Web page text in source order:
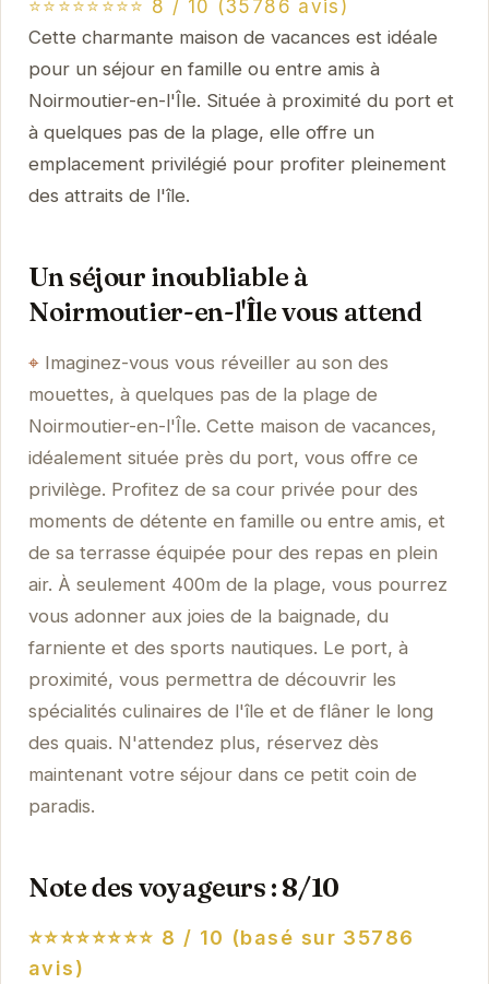
⭐⭐⭐⭐⭐⭐⭐⭐ 8 / 10 (35786 avis)
Cette charmante maison de vacances est idéale
pour un séjour en famille ou entre amis à
Noirmoutier-en-l'Île. Située à proximité du port et
à quelques pas de la plage, elle offre un
emplacement privilégié pour profiter pleinement
des attraits de l'île.
Un séjour inoubliable à
Noirmoutier-en-l'Île vous attend
Imaginez-vous vous réveiller au son des
mouettes, à quelques pas de la plage de
Noirmoutier-en-l'Île. Cette maison de vacances,
idéalement située près du port, vous offre ce
privilège. Profitez de sa cour privée pour des
moments de détente en famille ou entre amis, et
de sa terrasse équipée pour des repas en plein
air. À seulement 400m de la plage, vous pourrez
vous adonner aux joies de la baignade, du
farniente et des sports nautiques. Le port, à
proximité, vous permettra de découvrir les
spécialités culinaires de l'île et de flâner le long
des quais. N'attendez plus, réservez dès
maintenant votre séjour dans ce petit coin de
paradis.
Note des voyageurs : 8/10
⭐⭐⭐⭐⭐⭐⭐⭐ 8 / 10 (basé sur 35786
avis)